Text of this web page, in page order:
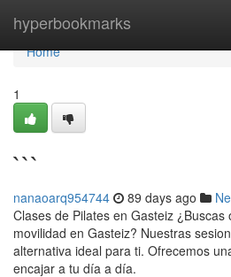
hyperbookmarks
Home
Home
1
```
nanaoarq954744 89 days ago
Clases de Pilates en Gasteiz
movilidad en Gasteiz? Nuestras
alternativa ideal para ti. Ofrecemos
encajar a tu día a día.